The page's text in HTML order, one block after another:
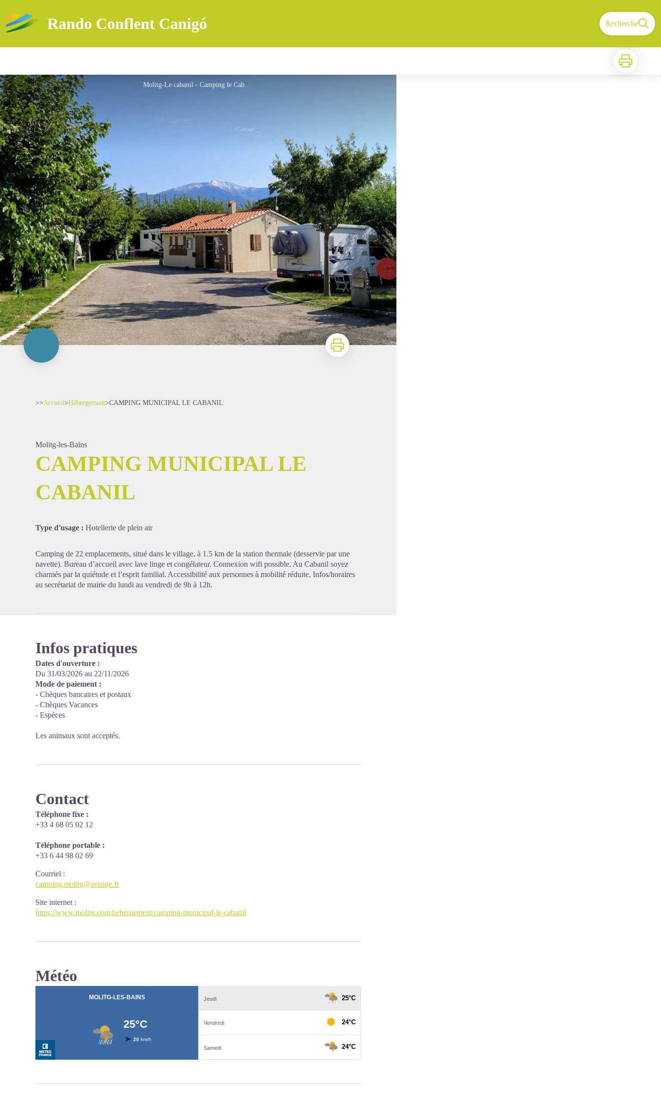
Rando Conflent Canigó Recherche
Imprimer
Molitg-Le cabanil - Camping le Cabanil
Imprimer
>>Accueil>Hébergement>CAMPING MUNICIPAL LE CABANIL
Molitg-les-Bains
CAMPING MUNICIPAL LE
CABANIL
Type d'usage : Hotellerie de plein air
Camping de 22 emplacements, situé dans le village, à 1.5 km de la station thermale (desservie par une
navette). Bureau d’accueil avec lave linge et congélateur. Connexion wifi possible. Au Cabanil soyez
charmés par la quiétude et l’esprit familial. Accessibilité aux personnes à mobilité réduite. Infos/horaires
au secrétariat de mairie du lundi au vendredi de 9h à 12h.
Infos pratiques
Dates d'ouverture :
Du 31/03/2026 au 22/11/2026
Mode de paiement :
- Chèques bancaires et postaux
- Chèques Vacances
- Espèces
Les animaux sont acceptés.
Contact
Téléphone fixe :
+33 4 68 05 02 12
Téléphone portable :
+33 6 44 98 02 69
Courriel :
camping.molitg@orange.fr
Site internet :
https://www.molitg.com/hebergement/camping-municipal-le-cabanil
Météo